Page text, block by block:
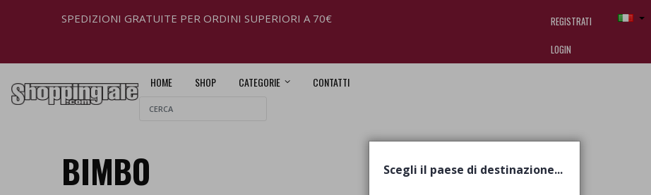
SPEDIZIONI GRATUITE PER ORDINI SUPERIORI A 70€
REGISTRATI
LOGIN
HOME SHOP CATEGORIE CONTATTI
replica watches.
BIMBO Scegli il paese di destinazione...